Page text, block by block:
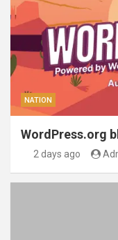
NATION
WordPress.org
2 days ago